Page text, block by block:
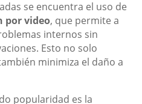
se encuentra el uso de
por video, que permite a
internos sin
Esto no solo
minimiza el daño a
popularidad es la